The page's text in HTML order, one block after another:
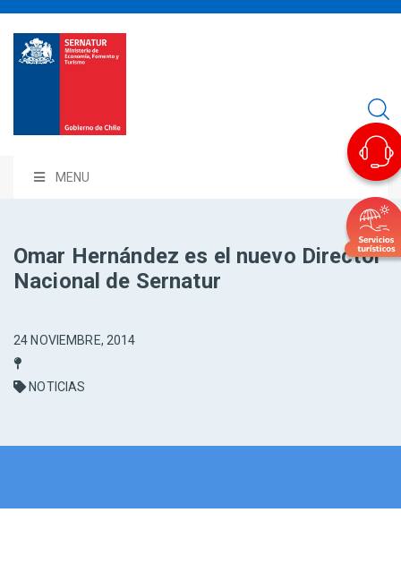
MENU
Omar Hernández es el nuevo Director
Nacional de Sernatur
24 NOVIEMBRE, 2014
NOTICIAS